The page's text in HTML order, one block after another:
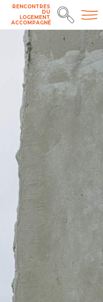
RENCONTRES
DU
LOGEMENT
ACCOMPAGNÉ